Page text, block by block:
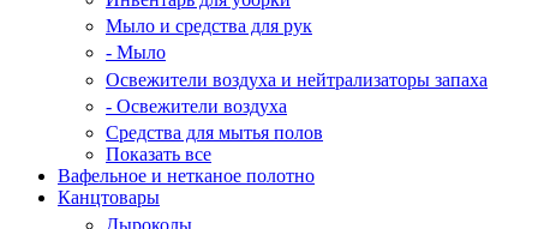
Мыло и средства для рук
- Мыло
Освежители воздуха и нейтрализаторы запаха
- Освежители воздуха
Средства для мытья полов
Показать все
Вафельное и нетканое полотно
Канцтовары
Дыроколы